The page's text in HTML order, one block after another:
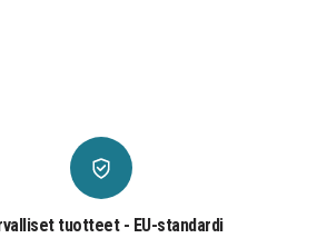
tuotteet - EU-standardi